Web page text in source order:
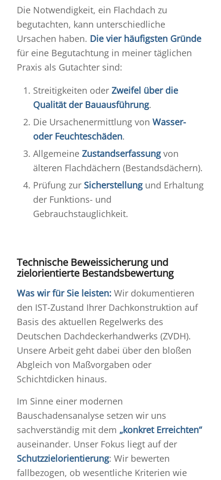
Die Notwendigkeit, ein Flachdach zu
begutachten, kann unterschiedliche
Ursachen haben. Die vier häufigsten Gründe
für eine Begutachtung in meiner täglichen
Praxis als Gutachter sind:
Streitigkeiten oder Zweifel über die
Qualität der Bauausführung.
Die Ursachenermittlung von Wasser-
oder Feuchteschäden.
Allgemeine Zustandserfassungvon
älteren Flachdächern (Bestandsdächern).
Prüfung zurSicherstellung und Erhaltung
der Funktions- und
Gebrauchstauglichkeit.
Technische Beweissicherung und
zielorientierte Bestandsbewertung
Was wir für Sie leisten: Wir dokumentieren
den IST-Zustand Ihrer Dachkonstruktion auf
Basis des aktuellen Regelwerks des
Deutschen Dachdeckerhandwerks (ZVDH).
Unsere Arbeit geht dabei über den bloßen
Abgleich von Maßvorgaben oder
Schichtdicken hinaus.
Im Sinne einer modernen
Bauschadensanalyse setzen wir uns
sachverständig mit dem „konkret Erreichten“
auseinander. Unser Fokus liegt auf der
Schutzzielorientierung: Wir bewerten
fallbezogen, ob wesentliche Kriterien wie